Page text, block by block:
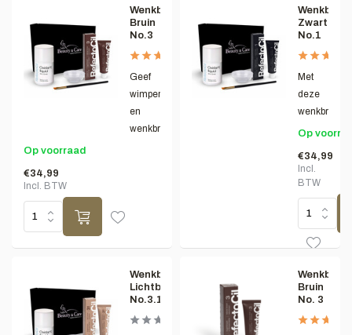
Wenkbrauwverfset
Bruin
No.3
Geef
wimpers
en
wenkbrauw...
Op voorraad
€34,99
Incl. BTW
Zwart
No.1
Met
deze
Op
€34,99
Incl.
BTW
Wenkbrauwverfset
Lichtbruin
No.3.1
Bruin
No. 3